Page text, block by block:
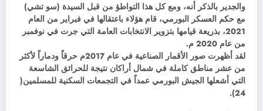
والجدير بالذكر أنه، ومع كل هذا التواطؤ من قبل السيدة (سو تشي)
مع حكم العسكر البورمي، قام هؤلاء باعتقالها في فبراير من العام
2021، بذريعة قيامها بتزوير الانتخابات العامة التي جرت في نوفمبر
من عام 2020 م.
لقد أظهرت صور الأقمار الصناعية في عام 2017م حرقاً ودماراً لأكثر
من عشر مناطق كاملة في شمال أراكان نتيجة للحرائق الشاسعة
التي أشعلها الجيش البورمي عمداً في التجمعات السكنية للمسلمين(
24).